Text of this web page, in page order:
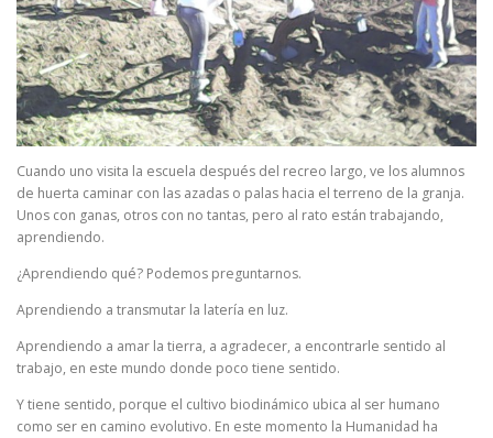
Cuando uno visita la escuela después del recreo largo, ve los alumnos
de huerta caminar con las azadas o palas hacia el terreno de la granja.
Unos con ganas, otros con no tantas, pero al rato están trabajando,
aprendiendo.
¿Aprendiendo qué? Podemos preguntarnos.
Aprendiendo a transmutar la latería en luz.
Aprendiendo a amar la tierra, a agradecer, a encontrarle sentido al
trabajo, en este mundo donde poco tiene sentido.
Y tiene sentido, porque el cultivo biodinámico ubica al ser humano
como ser en camino evolutivo. En este momento la Humanidad ha